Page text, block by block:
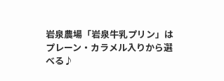
岩泉農場「岩泉牛乳プリン」は
プレーン・カラメル入りから選
べる♪